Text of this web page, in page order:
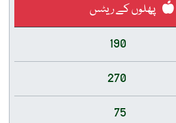
پھلوں کے ریٹس
190
270
75